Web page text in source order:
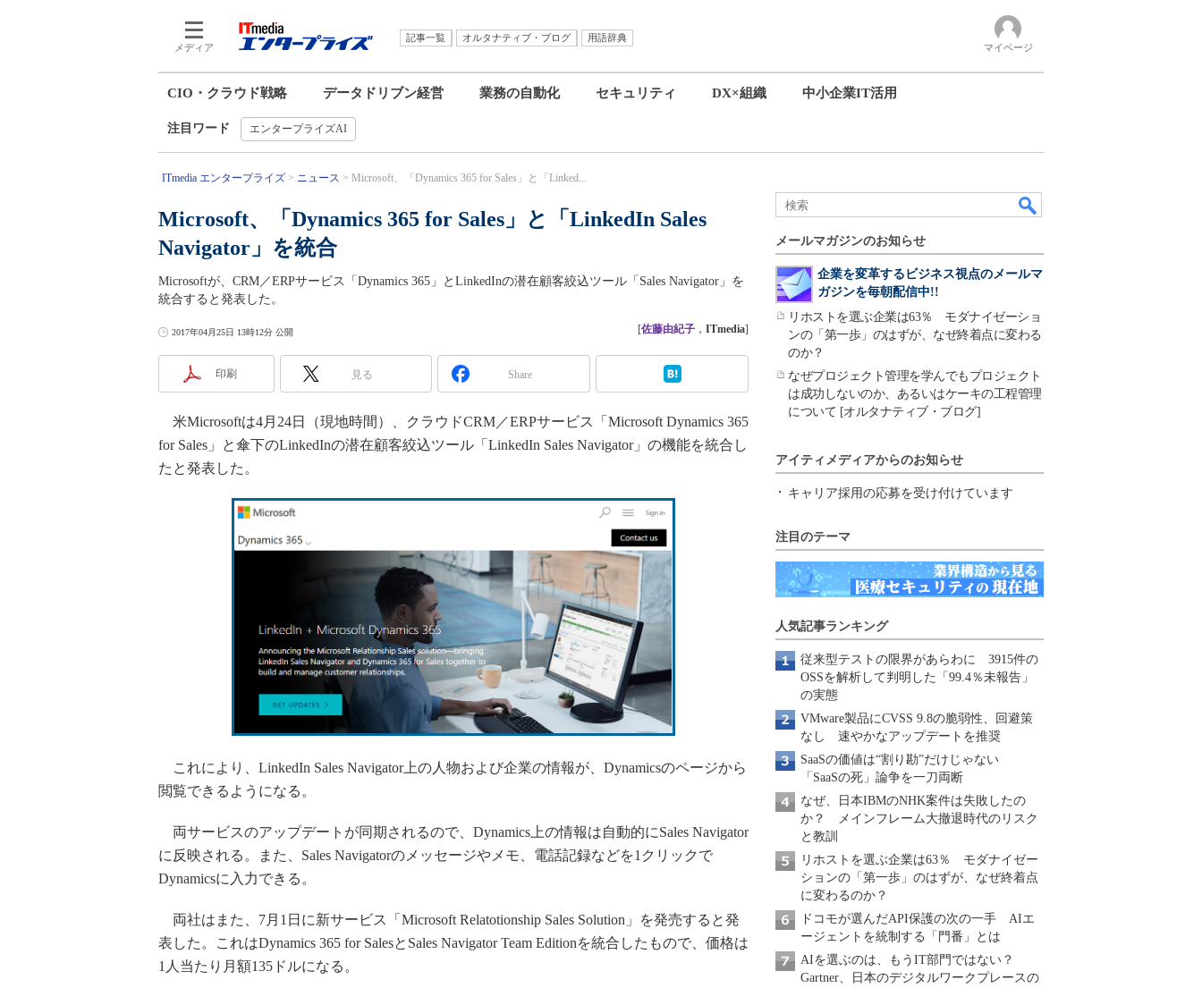
メディア
記事一覧 オルタナティブ・ブログ
用語辞典
マイページ
CIO・クラウド戦略 データドリブン経営 業務の自動化 セキュリティ DX×組織 中小企業IT活用
注目ワード エンタープライズAI
ITmedia エンタープライズ ニュース Microsoft、「Dynamics 365 for Sales」と「Linked...
Microsoft、「Dynamics 365 for Sales」と「LinkedIn Sales
Navigator」を統合
Microsoftが、CRM／ERPサービス「Dynamics 365」とLinkedInの潜在顧客絞込ツール「Sales Navigator」を
統合すると発表した。
2017年04月25日 13時12分 公開 [佐藤由紀子 ， ITmedia]
印刷 見る Share
米Microsoftは4月24日（現地時間）、クラウドCRM／ERPサービス「Microsoft Dynamics 365
for Sales」と傘下のLinkedInの潜在顧客絞込ツール「LinkedIn Sales Navigator」の機能を統合し
たと発表した。
これにより、LinkedIn Sales Navigator上の人物および企業の情報が、Dynamicsのページから
閲覧できるようになる。
両サービスのアップデートが同期されるので、Dynamics上の情報は自動的にSales Navigator
に反映される。また、Sales Navigatorのメッセージやメモ、電話記録などを1クリックで
Dynamicsに入力できる。
両社はまた、7月1日に新サービス「Microsoft Relatotionship Sales Solution」を発売すると発
表した。これはDynamics 365 for SalesとSales Navigator Team Editionを統合したもので、価格は
1人当たり月額135ドルになる。
メールマガジンのお知らせ
企業を変革するビジネス視点のメールマ
ガジンを毎朝配信中!!
リホストを選ぶ企業は63％ モダナイゼーショ
ンの「第一歩」のはずが、なぜ終着点に変わる
のか？
なぜプロジェクト管理を学んでもプロジェクト
は成功しないのか、あるいはケーキの工程管理
について [オルタナティブ・ブログ]
アイティメディアからのお知らせ
キャリア採用の応募を受け付けています
注目のテーマ
人気記事ランキング
従来型テストの限界があらわに 3915件の
OSSを解析して判明した「99.4％未報告」
の実態
VMware製品にCVSS 9.8の脆弱性、回避策
なし 速やかなアップデートを推奨
SaaSの価値は“割り勘”だけじゃない
「SaaSの死」論争を一刀両断
なぜ、日本IBMのNHK案件は失敗したの
か？ メインフレーム大撤退時代のリスク
と教訓
リホストを選ぶ企業は63％ モダナイゼー
ションの「第一歩」のはずが、なぜ終着点
に変わるのか？
ドコモが選んだAPI保護の次の一手 AIエ
ージェントを統制する「門番」とは
AIを選ぶのは、もうIT部門ではない？
Gartner、日本のデジタルワークプレースの